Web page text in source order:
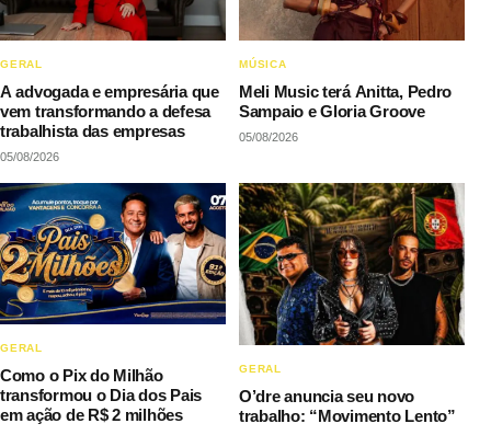
GERAL
A advogada e empresária que
vem transformando a defesa
trabalhista das empresas
05/08/2026
MÚSICA
Meli Music terá Anitta, Pedro
Sampaio e Gloria Groove
05/08/2026
GERAL
Como o Pix do Milhão
transformou o Dia dos Pais
em ação de R$ 2 milhões
GERAL
O’dre anuncia seu novo
trabalho: “Movimento Lento”